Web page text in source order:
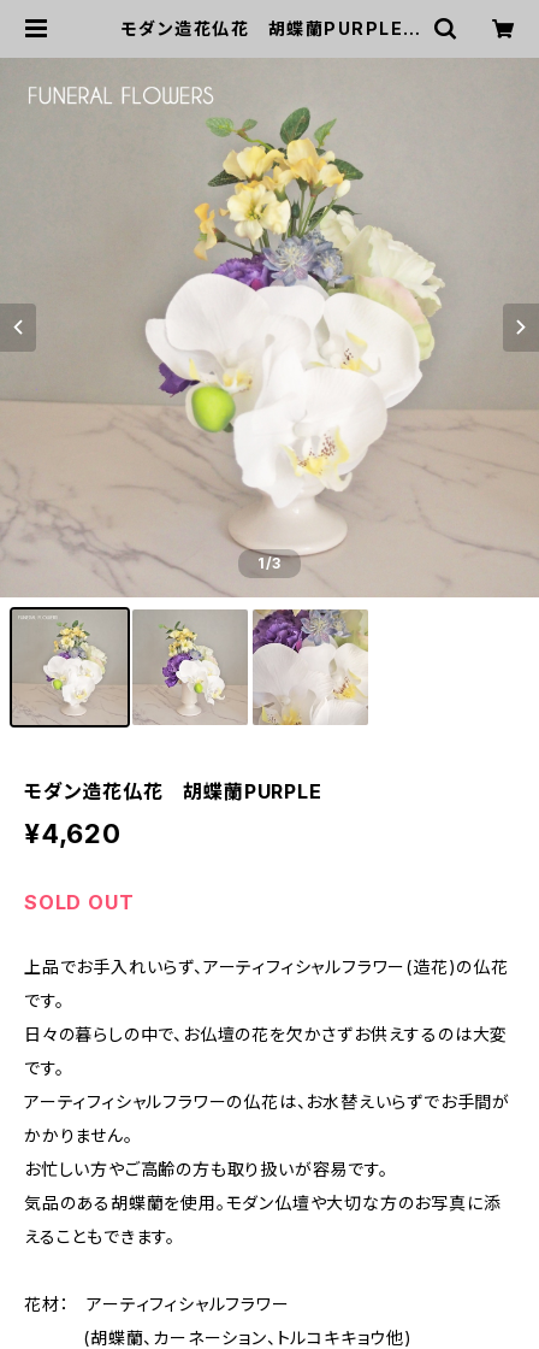
モダン造花仏花 胡蝶蘭PURPLE |
1/3
モダン造花仏花 胡蝶蘭PURPLE
¥4,620
SOLD OUT
上品でお手入れいらず、アーティフィシャルフラワー(造花)の仏花
です。
日々の暮らしの中で、お仏壇の花を欠かさずお供えするのは大変
です。
アーティフィシャルフラワーの仏花は、お水替えいらずでお手間が
かかりません。
お忙しい方やご高齢の方も取り扱いが容易です。
気品のある胡蝶蘭を使用。モダン仏壇や大切な方のお写真に添
えることもできます。
花材： アーティフィシャルフラワー
(胡蝶蘭、カーネーション、トルコキキョウ他)